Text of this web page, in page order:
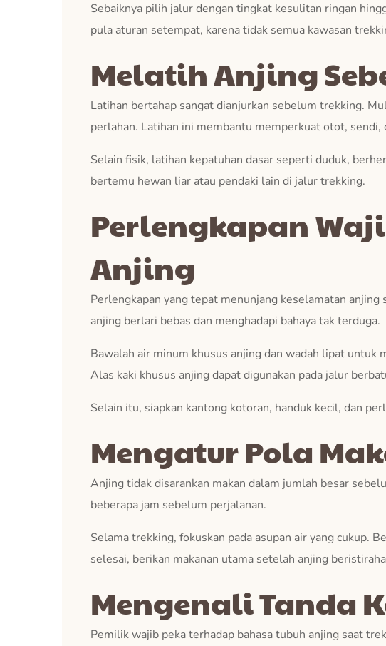
Sebaiknya pilih jalur dengan tingkat kesulitan ringan
pula aturan setempat, karena tidak semua kawasan
Melatih Anjing
Latihan bertahap sangat dianjurkan sebelum trekking.
perlahan. Latihan ini membantu memperkuat otot, sendi,
Selain fisik, latihan kepatuhan dasar seperti duduk,
bertemu hewan liar atau pendaki lain di jalur trekking.
Perlengkapan
Anjing
Perlengkapan yang tepat menunjang keselamatan
anjing berlari bebas dan menghadapi bahaya tak terduga.
Bawalah air minum khusus anjing dan wadah lipat untuk
Alas kaki khusus anjing dapat digunakan pada jalur
Selain itu, siapkan kantong kotoran, handuk kecil, dan
Mengatur Pola
Anjing tidak disarankan makan dalam jumlah besar
beberapa jam sebelum perjalanan.
Selama trekking, fokuskan pada asupan air yang cukup.
selesai, berikan makanan utama setelah anjing
Mengenali Tanda
Pemilik wajib peka terhadap bahasa tubuh anjing saat